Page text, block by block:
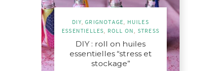
DIY,GRIGNOTAGE
HUILES
ESSENTIELLES
ROLL ON STRESS
DIY : roll on huiles
essentielles “stress et
stockage”